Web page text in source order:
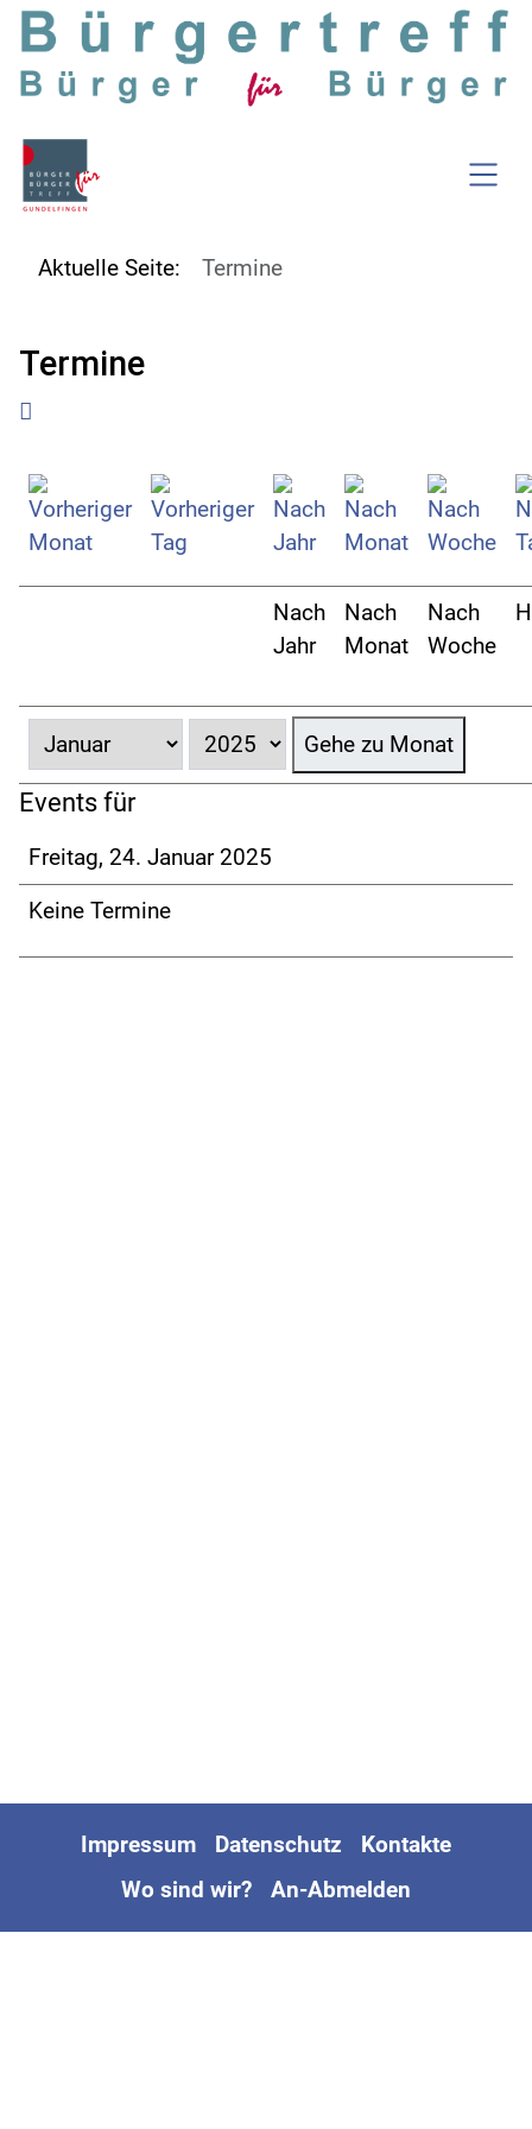
SKIP TO MAIN CONTENT
Aktuelle Seite: Termine
Termine
Nach
Jahr
Nach
Monat
Nach
Woche
Gehe zu Monat
Events für
Freitag, 24. Januar 2025
Keine Termine
Impressum Datenschutz
Kontakte
Wo sind wir?
An-Abmelden